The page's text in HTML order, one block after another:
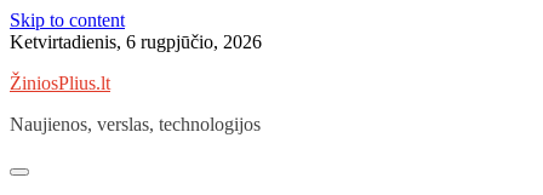
Skip to content
Ketvirtadienis, 6 rugpjūčio, 2026
ŽiniosPlius.lt
Naujienos, verslas, technologijos